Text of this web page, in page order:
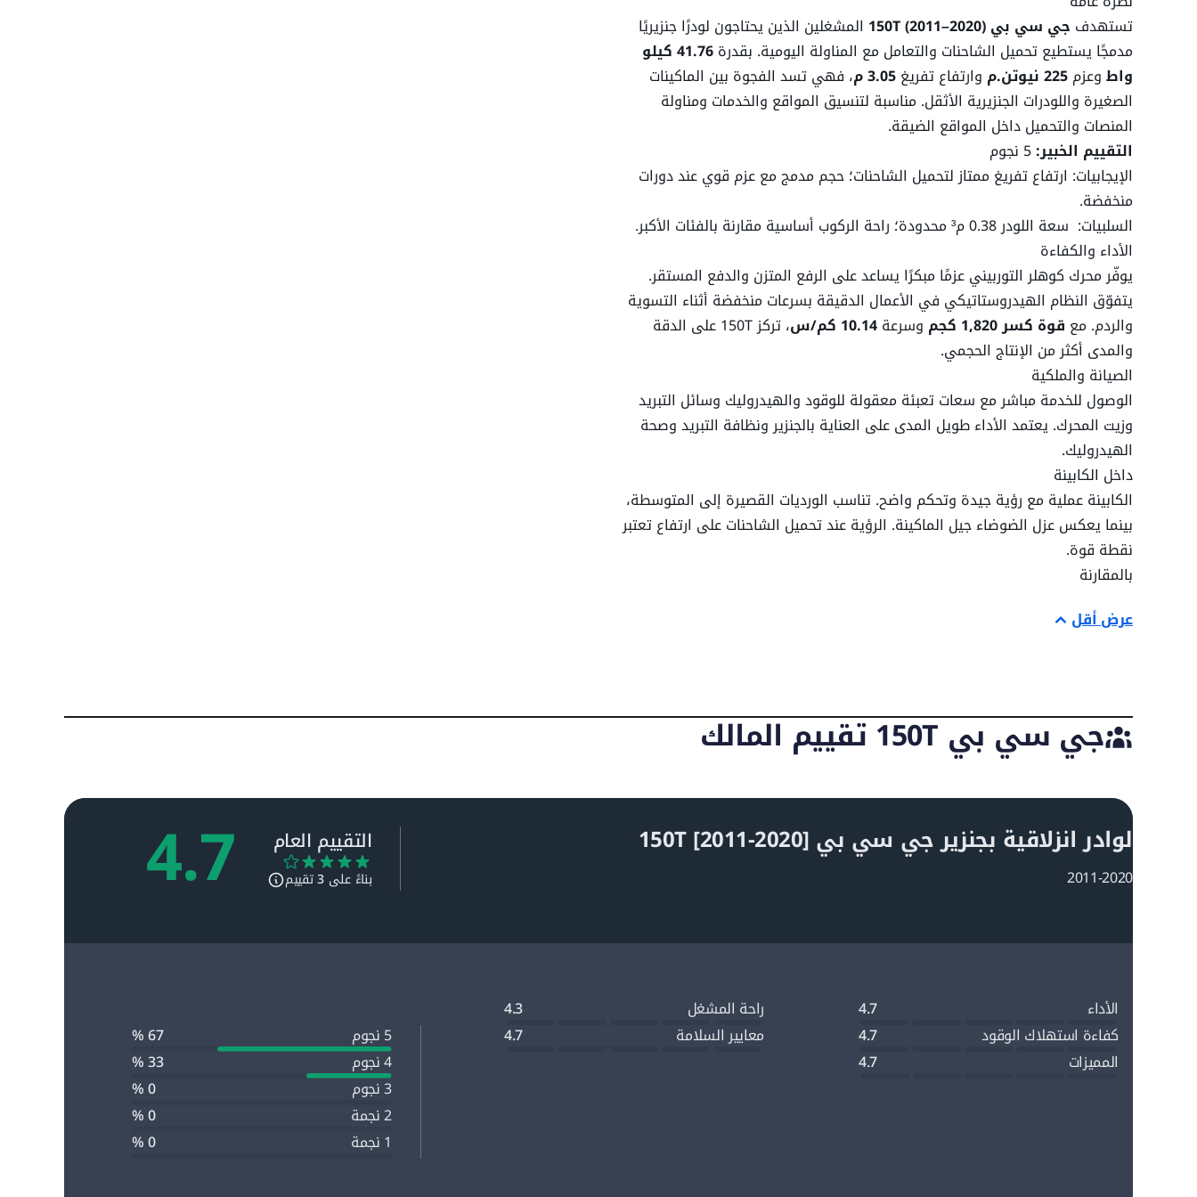
ارتفاع تفريغ اللودر
مدى التفريغ للحفار الأمامي
قدرة الرفع
أقصى سرعة للأمام
شدة العزم
الوزن التشغيلي
اللودر
قوة التكسير
سعة أنظمة الخدمة
سعة سائل التبريد
سعة الوقود
السعات
سعة زيت المحرك
الارتفاع حتى الكابينة
الطول مع الدلو
تستهدف جي سي بي 150T (2011–2020)
المشغلين الذين يحتاجون لودرًا جنزيريًا
مدمجًا يستطيع تحميل الشاحنات والتعامل مع المناولة اليومية. بقدرة
41.76 كيلو
واطوعزم225 نيوتن.م وارتفاع تفريغ3.05 م ، فهي تسد الفجوة بين الماكينات
الصغيرة واللودرات الجنزيرية الأثقل. مناسبة لتنسيق المواقع والخدمات ومناولة
المنصات والتحميل داخل المواقع الضيقة.
التقييم الخبير:
الإيجابيات: ارتفاع تفريغ ممتاز لتحميل الشاحنات؛ حجم مدمج مع عزم قوي عند دورات
منخفضة.
السلبيات: سعة اللودر 0.38 م³ محدودة؛ راحة الركوب أساسية مقارنة بالفئات الأكبر.
الأداء والكفاءة
يوفّر محرك كوهلر التوربيني عزمًا مبكرًا يساعد على الرفع المتزن والدفع المستقر.
يتفوّق النظام الهيدروستاتيكي في الأعمال الدقيقة بسرعات منخفضة أثناء التسوية
والردم. مع قوة كسر 1,820 كجم وسرعة10.14 كم/س
، تركز 150T على الدقة
والمدى أكثر من الإنتاج الحجمي.
الصيانة والملكية
الوصول للخدمة مباشر مع سعات تعبئة معقولة للوقود والهيدروليك وسائل التبريد
وزيت المحرك. يعتمد الأداء طويل المدى على العناية بالجنزير ونظافة التبريد وصحة
الهيدروليك.
داخل الكابينة
الكابينة عملية مع رؤية جيدة وتحكم واضح. تناسب الورديات القصيرة إلى المتوسطة،
بينما يعكس عزل الضوضاء جيل الماكينة. الرؤية عند تحميل الشاحنات على ارتفاع تعتبر
نقطة قوة.
بالمقارنة
جي سي بي 270T:
186,000 درهم
. تتألق عندما يجتمع الوصول المدمج مع الحاجة لمدى تحميل حقيقي.
عرض أقل
جي سي بي 150T تقييم المالك
لوادر انزلاقية بجنزير جي سي بي 150T [2011-2020]
2011-2020
التقييم العام
بناءً على3تقييم 4.7
الأداء 4.7 راحة المشغل
4.3
كفاءة استهلاك الوقود
4.7 معايير السلامة
4.7
المميزات
4.7
5 نجوم
67 %
4 نجوم
33 %
3 نجوم
0 %
2 نجمة
0 %
1 نجمة
0 %